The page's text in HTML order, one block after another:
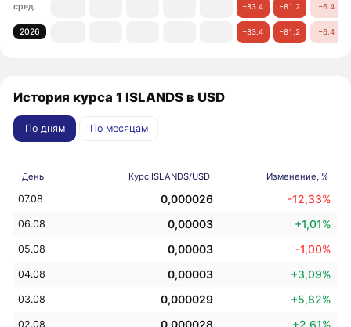
сред. −83.4 −81.2 −6.4
2026 −83.4 −81.2 −6.4
История курса 1 ISLANDS в USD
По дням По месяцам
День Курс ISLANDS/USD Изменение, %
07.08 0,000026 -12,33%
06.08 0,00003 +1,01%
05.08 0,00003 -1,00%
04.08 0,00003 +3,09%
03.08 0,000029 +5,82%
02.08 0,000028 +2,61%